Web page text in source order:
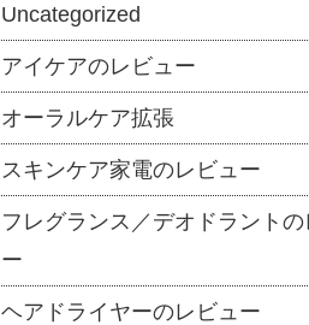
Uncategorized
アイケアのレビュー
オーラルケア拡張
スキンケア家電のレビュー
フレグランス／デオドラントの
ー
ヘアドライヤーのレビュー